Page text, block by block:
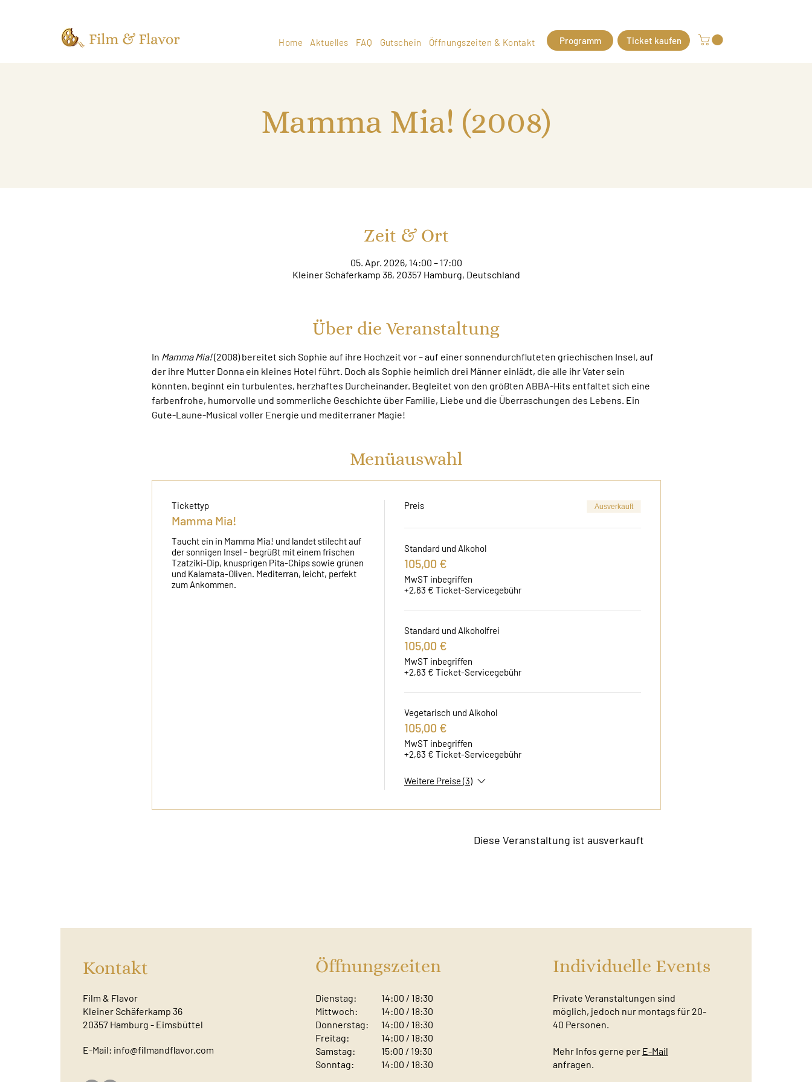
Home Aktuelles FAQ Gutschein Öffnungszeiten & Kontakt Programm Ticket kaufen
Mamma Mia! (2008)
Zeit & Ort
05. Apr. 2026, 14:00 – 17:00
Kleiner Schäferkamp 36, 20357 Hamburg, Deutschland
Über die Veranstaltung
In Mamma Mia! (2008) bereitet sich Sophie auf ihre Hochzeit vor – auf einer sonnendurchfluteten griechischen Insel, auf
der ihre Mutter Donna ein kleines Hotel führt. Doch als Sophie heimlich drei Männer einlädt, die alle ihr Vater sein
könnten, beginnt ein turbulentes, herzhaftes Durcheinander. Begleitet von den größten ABBA-Hits entfaltet sich eine
farbenfrohe, humorvolle und sommerliche Geschichte über Familie, Liebe und die Überraschungen des Lebens. Ein
Gute-Laune-Musical voller Energie und mediterraner Magie!
Menüauswahl
Tickettyp
Mamma Mia!
Taucht ein in Mamma Mia! und landet stilecht auf
der sonnigen Insel – begrüßt mit einem frischen
Tzatziki-Dip, knusprigen Pita-Chips sowie grünen
und Kalamata-Oliven. Mediterran, leicht, perfekt
zum Ankommen.
Preis Ausverkauft
Standard und Alkohol
105,00 €
MwST inbegriffen
+2,63 € Ticket-Servicegebühr
Standard und Alkoholfrei
105,00 €
MwST inbegriffen
+2,63 € Ticket-Servicegebühr
Vegetarisch und Alkohol
105,00 €
MwST inbegriffen
+2,63 € Ticket-Servicegebühr
Weitere Preise (3)
Diese Veranstaltung ist ausverkauft
Kontakt
Film & Flavor
Kleiner Schäferkamp 36
20357 Hamburg - Eimsbüttel
E-Mail: info@filmandflavor.com
Öffnungszeiten
Dienstag:
Mittwoch:
Donnerstag:
Freitag:
Samstag:
Sonntag: ​
14:00 / 18:30
14:00 / 18:30
14:00 / 18:30
14:00 / 18:30
15:00 / 19:30
14:00 / 18:30
Individuelle Events
Private Veranstaltungen sind
möglich, jedoch nur montags für 20-
40 Personen.
Mehr Infos gerne per E-Mail
anfragen.